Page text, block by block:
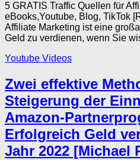
5 GRATIS Traffic Quellen für
eBooks,Youtube, Blog,
Affiliate Marketing ist eine
Geld zu verdienen, wenn Sie
Youtube Videos
Zwei effektive
Steigerung der
Amazon-
Erfolgreich Geld
Jahr 2022 [Michael